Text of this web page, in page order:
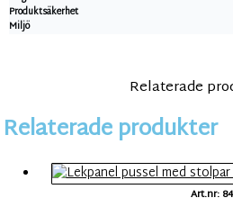
Produktsäkerhet
Miljö
Relaterade
Relaterade produkter
Art.nr: